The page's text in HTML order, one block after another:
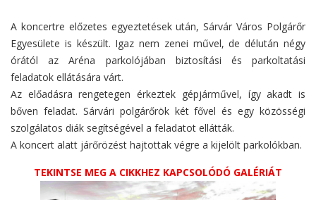
A koncertre előzetes egyeztetések után, Sárvár Város Polgárőr
Egyesülete is készült. Igaz nem zenei művel, de délután négy
órától az Aréna parkolójában biztosítási és parkoltatási
feladatok ellátására várt.
Az előadásra rengetegen érkeztek gépjárművel, így akadt is
bőven feladat. Sárvári polgárőrök két fővel és egy közösségi
szolgálatos diák segítségével a feladatot ellátták.
A koncert alatt járőrözést hajtottak végre a kijelölt parkolókban.
TEKINTSE MEG A CIKKHEZ KAPCSOLÓDÓ GALÉRIÁT